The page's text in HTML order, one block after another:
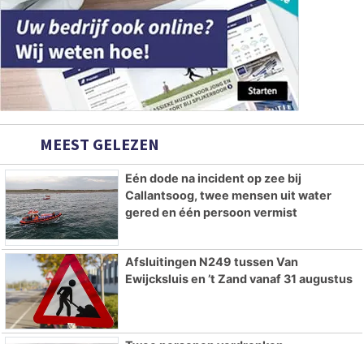
MEEST GELEZEN
Eén dode na incident op zee bij
Callantsoog, twee mensen uit water
gered en één persoon vermist
Afsluitingen N249 tussen Van
Ewijcksluis en ’t Zand vanaf 31 augustus